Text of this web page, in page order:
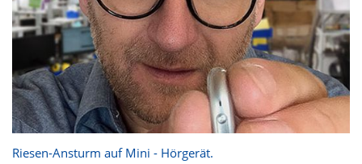
Riesen-Ansturm auf Mini - Hörgerät.